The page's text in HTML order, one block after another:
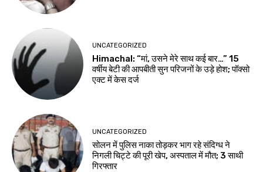
UNCATEGORIZED
Himachal: “मां, उसने मेरे साथ कई बार…” 15
वर्षीय बेटी की आपबीती सुन परिजनों के उड़े होश; पॉक्सो
एक्ट में केस दर्ज
UNCATEGORIZED
सोलन में पुलिस नाका तोड़कर भाग रहे संदिग्ध ने
निगली चिट्टे की पूरी खेप, अस्पताल में मौत; 3 साथी
गिरफ्तार